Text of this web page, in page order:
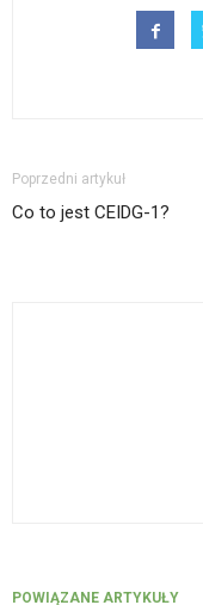
Poprzedni artykuł
Co to jest CEIDG-1?
POWIĄZANE ARTYKUŁY